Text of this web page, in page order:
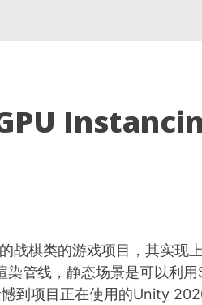
战棋类的游戏项目，其实现
管线，静态场景是可以利
到项目正在使用的Unity